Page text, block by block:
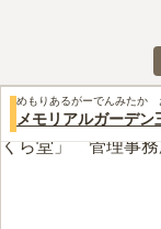
めもりあるがーでんみたか
メモリアルガーデ